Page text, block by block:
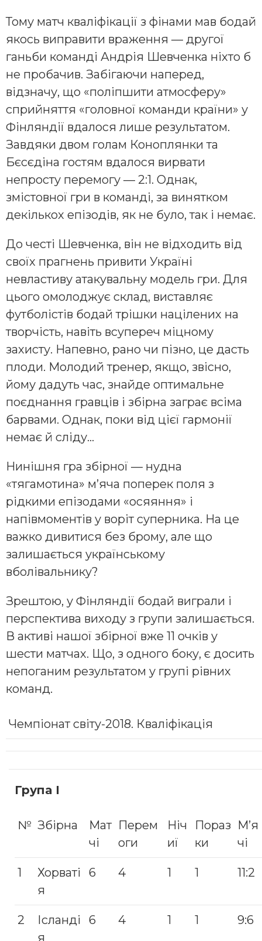
Тому матч кваліфікації з фінами мав бодай
якось виправити враження — другої
ганьби команді Андрія Шевченка ніхто б
не пробачив. Забігаючи наперед,
відзначу, що «поліпшити атмосферу»
сприйняття «головної команди країни» у
Фінляндії вдалося лише результатом.
Завдяки двом голам Коноплянки та
Бєсєдіна гостям вдалося вирвати
непросту перемогу — 2:1. Однак,
змістовної гри в команді, за винятком
декількох епізодів, як не було, так і немає.
До честі Шевченка, він не відходить від
своїх прагнень привити Україні
невластиву атакувальну модель гри. Для
цього омолоджує склад, виставляє
футболістів бодай трішки націлених на
творчість, навіть всупереч міцному
захисту. Напевно, рано чи пізно, це дасть
плоди. Молодий тренер, якщо, звісно,
йому дадуть час, знайде оптимальне
поєднання гравців і збірна заграє всіма
барвами. Однак, поки від цієї гармонії
немає й сліду…
Нинішня гра збірної — нудна
«тягамотина» м’яча поперек поля з
рідкими епізодами «осяяння» і
напівмоментів у воріт суперника. На це
важко дивитися без брому, але що
залишається українському
вболівальнику?
Зрештою, у Фінляндії бодай виграли і
перспектива виходу з групи залишається.
В активі нашої збірної вже 11 очків у
шести матчах. Що, з одного боку, є досить
непоганим результатом у групі рівних
команд.
Чемпіонат світу-2018. Кваліфікація
Група І
№ Збірна
Мат
чі
Перем
оги
Ніч
иї
Пораз
ки
М’я
чі
1
Хорваті
я
6 4 1 1 11:2
2
Ісланді
я
6 4 1 1 9:6